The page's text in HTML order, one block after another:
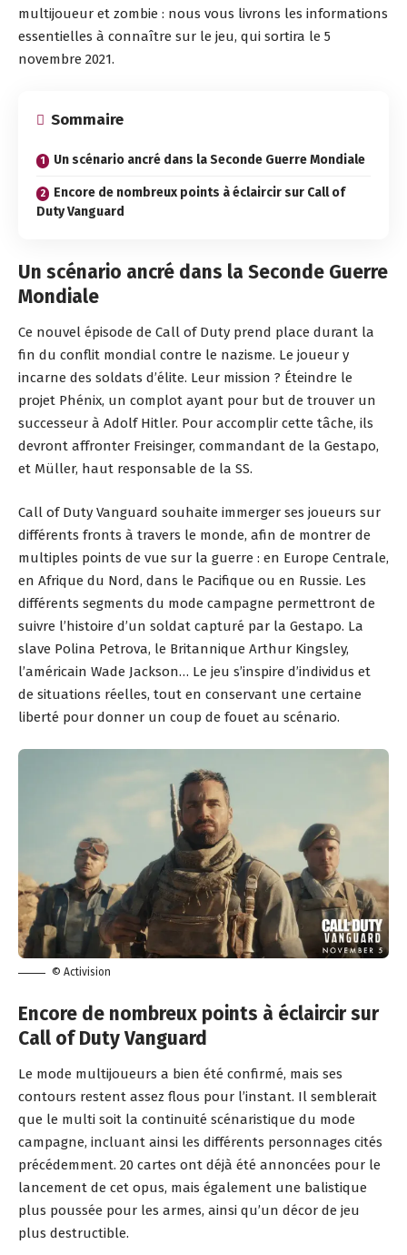
multijoueur et zombie : nous vous livrons les informations
essentielles à connaître sur le jeu, qui sortira le 5
novembre 2021.
Sommaire
Un scénario ancré dans la Seconde Guerre Mondiale
Encore de nombreux points à éclaircir sur Call of
Duty Vanguard
Un scénario ancré dans la Seconde Guerre
Mondiale
Ce nouvel épisode de Call of Duty prend place durant la
fin du conflit mondial contre le nazisme. Le joueur y
incarne des soldats d’élite. Leur mission ? Éteindre le
projet Phénix, un complot ayant pour but de trouver un
successeur à Adolf Hitler. Pour accomplir cette tâche, ils
devront affronter Freisinger, commandant de la Gestapo,
et Müller, haut responsable de la SS.
Call of Duty Vanguard souhaite immerger ses joueurs sur
différents fronts à travers le monde, afin de montrer de
multiples points de vue sur la guerre : en Europe Centrale,
en Afrique du Nord, dans le Pacifique ou en Russie. Les
différents segments du mode campagne permettront de
suivre l’histoire d’un soldat capturé par la Gestapo. La
slave Polina Petrova, le Britannique Arthur Kingsley,
l’américain Wade Jackson… Le jeu s’inspire d’individus et
de situations réelles, tout en conservant une certaine
liberté pour donner un coup de fouet au scénario.
© Activision
Encore de nombreux points à éclaircir sur
Call of Duty Vanguard
Le mode multijoueurs a bien été confirmé, mais ses
contours restent assez flous pour l’instant. Il semblerait
que le multi soit la continuité scénaristique du mode
campagne, incluant ainsi les différents personnages cités
précédemment. 20 cartes ont déjà été annoncées pour le
lancement de cet opus, mais également une balistique
plus poussée pour les armes, ainsi qu’un décor de jeu
plus destructible.